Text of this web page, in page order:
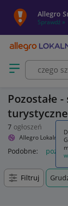
Allegro
Sprawdź »
Otwórz menu z
Pozostałe
turystyczne
7 ogłoszeń
Allegro Lokalnie
Podobne:
Filtruj